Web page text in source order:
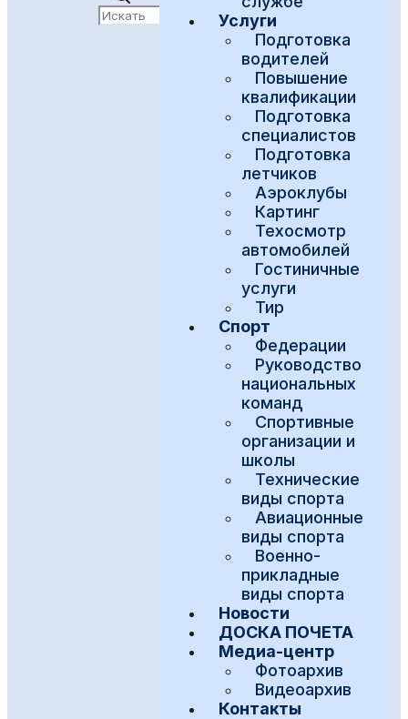
Услуги
Подготовка
водителей
Повышение
квалификации
Подготовка
специалистов
Подготовка
летчиков
Аэроклубы
Картинг
Техосмотр
автомобилей
Гостиничные
услуги
Тир
Спорт
Федерации
Руководство
национальных
команд
Спортивные
организации и
школы
Технические
виды спорта
Авиационные
виды спорта
Военно-
прикладные
виды спорта
Новости
ДОСКА ПОЧЕТА
Медиа-центр
Фотоархив
Видеоархив
Контакты